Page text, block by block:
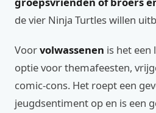
de vier Ninja Turtles willen
Voorvolwassenen is het een
optie voor themafeesten,
comic-cons. Het roept een
jeugdsentiment op en is een